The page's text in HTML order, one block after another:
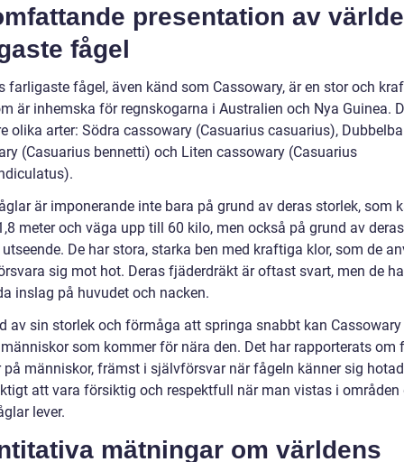
presentation av
fågel
farligaste fågel, även känd som Cassowary, är en stor och
är inhemska för regnskogarna i Australien och Nya Guinea.
olika arter: Södra cassowary (Casuarius casuarius),
(Casuarius bennetti) och Liten cassowary (Casuarius
är imponerande inte bara på grund av deras storlek, som
meter och väga upp till 60 kilo, men också på grund av deras
De har stora, starka ben med kraftiga klor, som de
sig mot hot. Deras fjäderdräkt är oftast svart, men de
inslag på huvudet och nacken.
av sin storlek och förmåga att springa snabbt kan Cassowary
som kommer för nära den. Det har rapporterats om
på människor, främst i självförsvar när fågeln känner sig
att vara försiktig och respektfull när man vistas i områden
lever.
mätningar om världens